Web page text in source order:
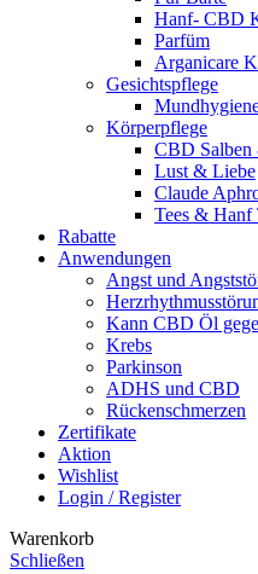
Hanf- CBD
Parfüm
Arganicare
Gesichtspflege
Körperpflege
CBD Salben
Lust & Liebe
Claude
Tees & Hanf
Rabatte
Anwendungen
Angst und
Kann CBD Öl
Krebs
Parkinson
ADHS und CBD
Rückenschmerzen
Zertifikate
Aktion
Wishlist
Login / Register
Warenkorb
Schließen